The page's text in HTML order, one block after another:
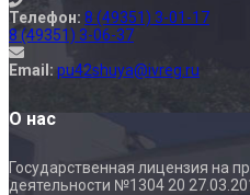
Телефон: 8 (49351) 3-01-17
8 (49351) 3-06-37
Email: pu42shuya@ivreg.ru
О нас
Государственная лицензия на
деятельности №1304 20